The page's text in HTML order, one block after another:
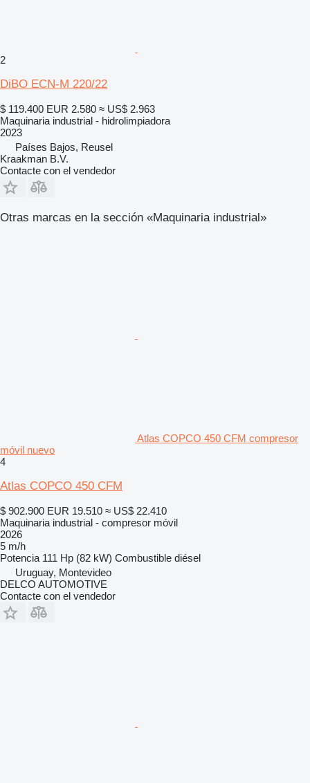
2
DiBO ECN-M 220/22
$ 119.400 EUR 2.580 ≈ US$ 2.963
Maquinaria industrial - hidrolimpiadora
2023
Países Bajos, Reusel
Kraakman B.V.
Contacte con el vendedor
Otras marcas en la sección «Maquinaria industrial»
Atlas COPCO 450 CFM compresor
móvil nuevo
4
Atlas COPCO 450 CFM
$ 902.900 EUR 19.510 ≈ US$ 22.410
Maquinaria industrial - compresor móvil
2026
5 m/h
Potencia 111 Hp (82 kW) Combustible diésel
Uruguay, Montevideo
DELCO AUTOMOTIVE
Contacte con el vendedor